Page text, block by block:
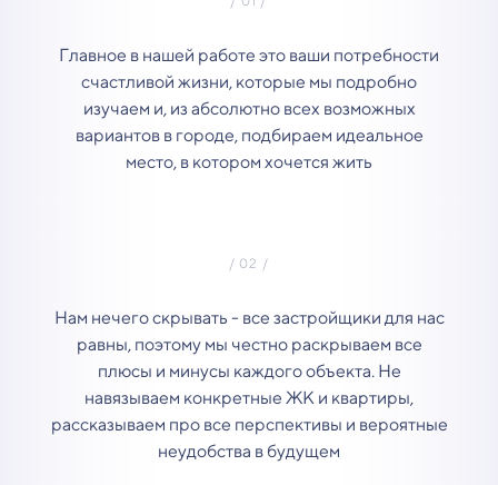
Главное в нашей работе это ваши потребности
счастливой жизни, которые мы подробно
изучаем и, из абсолютно всех возможных
вариантов в городе, подбираем идеальное
место, в котором хочется жить
Нам нечего скрывать - все застройщики для нас
равны, поэтому мы честно раскрываем все
плюсы и минусы каждого объекта. Не
навязываем конкретные ЖК и квартиры,
рассказываем про все перспективы и вероятные
неудобства в будущем